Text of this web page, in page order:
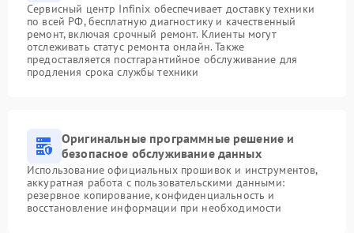
Сервисный центр Infinix обеспечивает доставку техники
по всей РФ, бесплатную диагностику и качественный
ремонт, включая срочный ремонт. Клиенты могут
отслеживать статус ремонта онлайн. Также
предоставляется постгарантийное обслуживание для
продления срока службы техники
Оригинальные программные решение и
безопасное обслуживание данных
Использование официальных прошивок и инструментов,
аккуратная работа с пользовательскими данными:
резервное копирование, конфиденциальность и
восстановление информации при необходимости